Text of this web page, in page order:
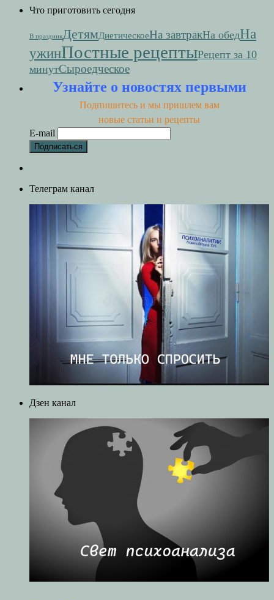
Что приготовить сегодня
В праздникДетямДиетическоеНа завтракНа обедНа
ужинПостные рецептыРецепт за 10
минутСыроедческое
Узнайте о новостях первыми
Подпишитесь и мы пришлем вам
новые статьи и рецепты
E-mail
Телеграм канал
Дзен канал